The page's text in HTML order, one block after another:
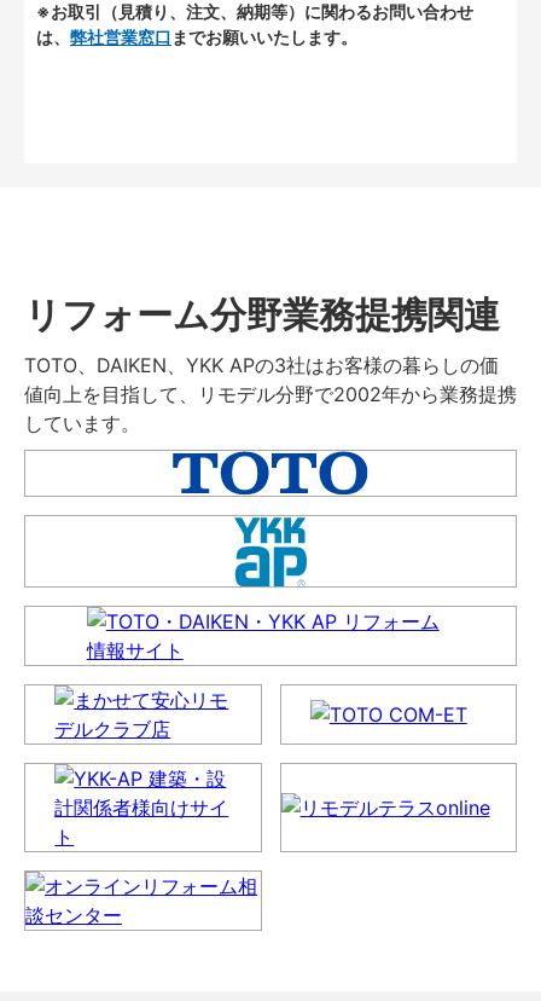
※お取引（見積り、注文、納期等）に関わるお問い合わせ
は、 弊社営業窓口 までお願いいたします。
リフォーム分野業務提携関連
TOTO、DAIKEN、YKK APの3社はお客様の暮らしの価
値向上を目指して、リモデル分野で2002年から業務提携
しています。